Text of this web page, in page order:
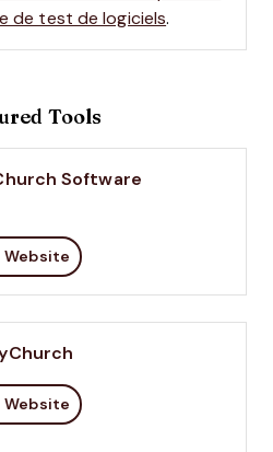
de test de logiciels.
Tools
Software